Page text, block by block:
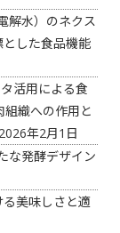
解水）のネクス
した食品機能
活用による食
織への作用と
2026年2月1日
な発酵デザイン
る美味しさと適